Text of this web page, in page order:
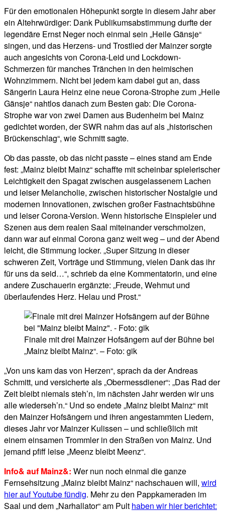
Für den emotionalen Höhepunkt sorgte in diesem Jahr aber
ein Altehrwürdiger: Dank Publikumsabstimmung durfte der
legendäre Ernst Neger noch einmal sein „Heile Gänsje“
singen, und das Herzens- und Trostlied der Mainzer sorgte
auch angesichts von Corona-Leid und Lockdown-
Schmerzen für manches Tränchen in den heimischen
Wohnzimmern. Nicht bei jedem kam dabei gut an, dass
Sängerin Laura Heinz eine neue Corona-Strophe zum „Heile
Gänsje“ nahtlos danach zum Besten gab: Die Corona-
Strophe war von zwei Damen aus Budenheim bei Mainz
gedichtet worden, der SWR nahm das auf als „historischen
Brückenschlag“, wie Schmitt sagte.
Ob das passte, ob das nicht passte – eines stand am Ende
fest: „Mainz bleibt Mainz“ schaffte mit scheinbar spielerischer
Leichtigkeit den Spagat zwischen ausgelassenem Lachen
und leiser Melancholie, zwischen historischer Nostalgie und
modernen Innovationen, zwischen großer Fastnachtsbühne
und leiser Corona-Version. Wenn historische Einspieler und
Szenen aus dem realen Saal miteinander verschmolzen,
dann war auf einmal Corona ganz weit weg – und der Abend
leicht, die Stimmung locker. „Super Sitzung in dieser
schweren Zeit, Vorträge und Stimmung, vielen Dank das ihr
für uns da seid…“, schrieb da eine Kommentatorin, und eine
andere Zuschauerin ergänzte: „Freude, Wehmut und
überlaufendes Herz. Helau und Prost.“
Finale mit drei Mainzer Hofsängern auf der Bühne bei
„Mainz bleibt Mainz“. – Foto: gik
„Von uns kam das von Herzen“, sprach da der Andreas
Schmitt, und versicherte als „Obermessdiener“: „Das Rad der
Zeit bleibt niemals steh’n, im nächsten Jahr werden wir uns
alle wiederseh’n.“ Und so endete „Mainz bleibt Mainz“ mit
den Mainzer Hofsängern und ihren angestammten Liedern,
dieses Jahr vor Mainzer Kulissen – und schließlich mit
einem einsamen Trommler in den Straßen von Mainz. Und
jemand pfiff leise „Meenz bleibt Meenz“.
Info& auf Mainz&: Wer nun noch einmal die ganze
Fernsehsitzung „Mainz bleibt Mainz“ nachschauen will, wird
hier auf Youtube fündig. Mehr zu den Pappkameraden im
Saal und dem „Narhallator“ am Pult haben wir hier berichtet: